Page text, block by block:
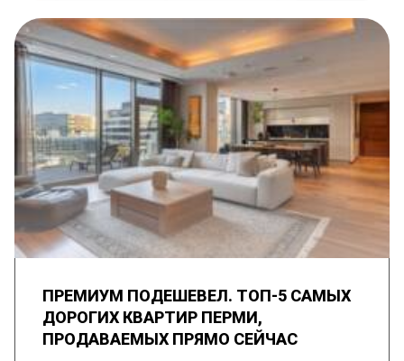
ПРЕМИУМ ПОДЕШЕВЕЛ. ТОП-5 САМЫХ
ДОРОГИХ КВАРТИР ПЕРМИ,
ПРОДАВАЕМЫХ ПРЯМО СЕЙЧАС